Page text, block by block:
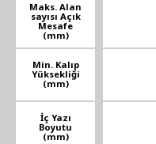
Maks. Alan
sayısı Açık
Mesafe
(mm)
Min. Kalıp
Yüksekliği
(mm)
İç Yazı
Boyutu
(mm)